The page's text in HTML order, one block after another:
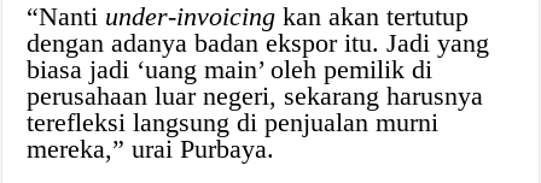
“Nanti under-invoicing kan akan tertutup
dengan adanya badan ekspor itu. Jadi yang
biasa jadi ‘uang main’ oleh pemilik di
perusahaan luar negeri, sekarang harusnya
terefleksi langsung di penjualan murni
mereka,” urai Purbaya.